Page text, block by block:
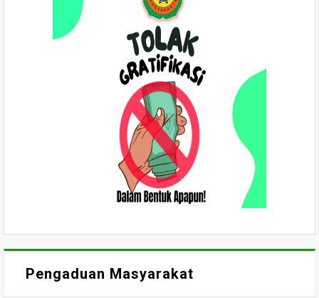
Pengaduan Masyarakat